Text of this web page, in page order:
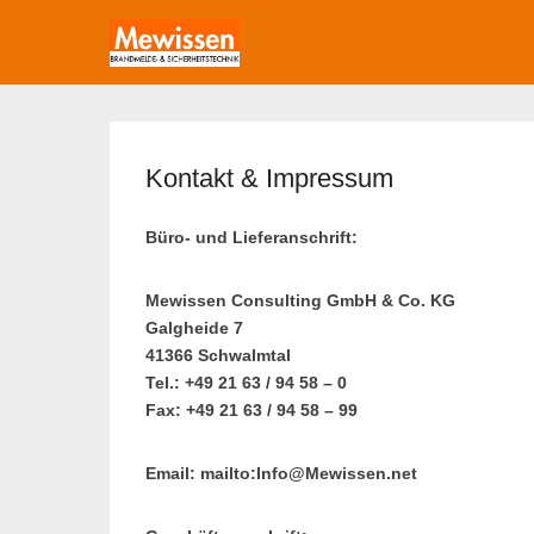
Kontakt & Impressum
Büro- und Lieferanschrift:
Mewissen Consulting GmbH & Co. KG
Galgheide 7
41366 Schwalmtal
Tel.: +49 21 63 / 94 58 – 0
Fax: +49 21 63 / 94 58 – 99
Email: mailto:Info@Mewissen.net